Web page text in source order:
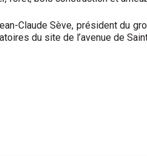
Claude Sève, président du
du site de l’avenue de